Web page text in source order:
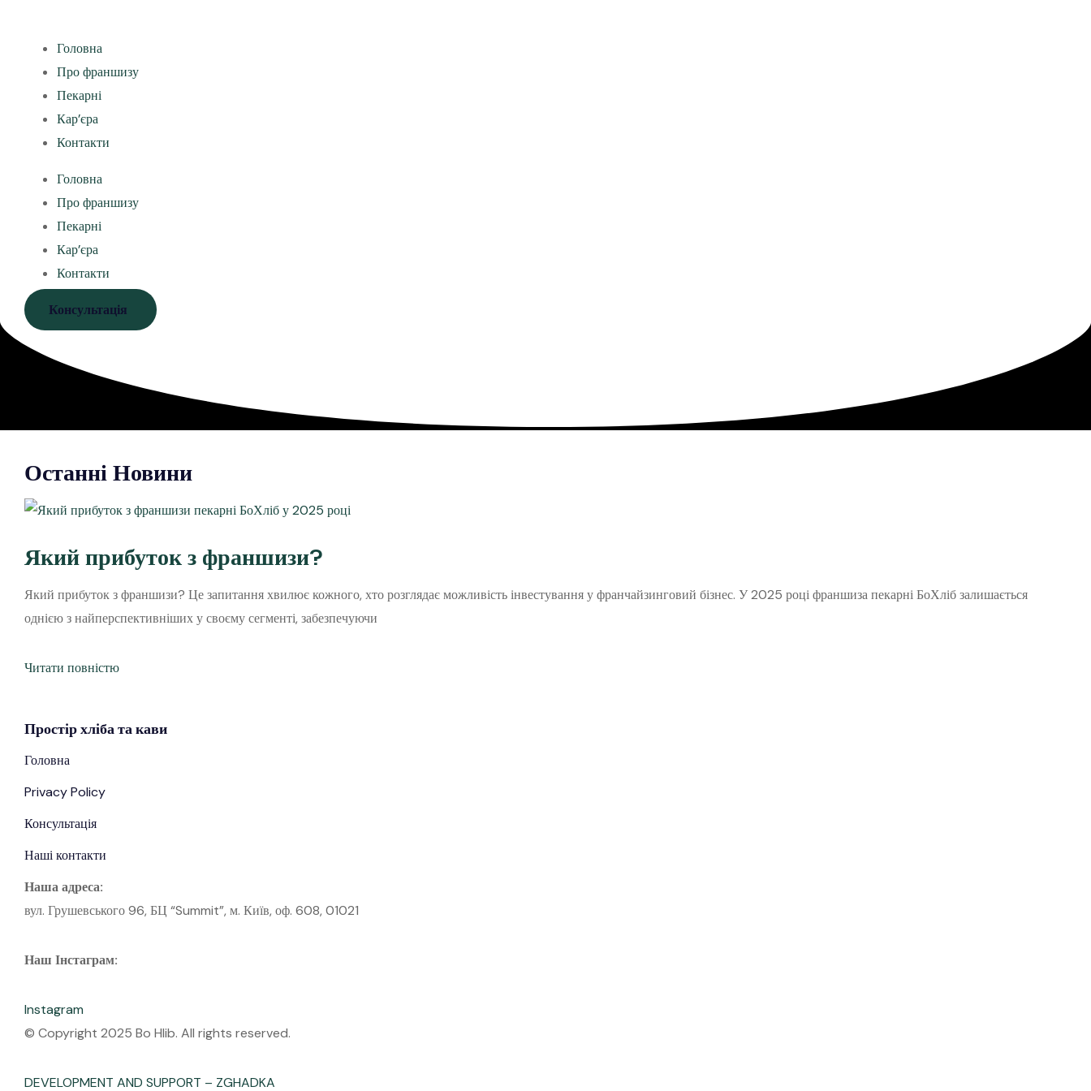
Головна
Про франшизу
Пекарні
Кар’єра
Контакти
Головна
Про франшизу
Пекарні
Кар’єра
Контакти
Консультація
Останні Новини
Який прибуток з франшизи?
Який прибуток з франшизи? Це запитання хвилює кожного, хто розглядає можливість інвестування у франчайзинговий бізнес. У 2025 році франшиза пекарні БоХліб залишається
однією з найперспективніших у своєму сегменті, забезпечуючи
Читати повністю
Простірхлібата кави
Головна
Privacy Policy
Консультація
Наші контакти
Наша адреса:
вул. Грушевського 96, БЦ “Summit”, м. Київ, оф. 608, 01021
Наш Інстаграм:
Instagram
© Copyright 2025 Bo Hlib. All rights reserved.
DEVELOPMENT AND SUPPORT – ZGHADKA